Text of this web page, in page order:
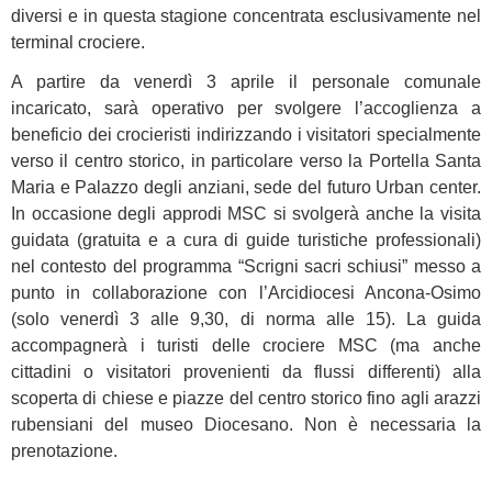
diversi e in questa stagione concentrata esclusivamente nel
terminal crociere.
A partire da venerdì 3 aprile il personale comunale
incaricato, sarà operativo per svolgere l’accoglienza a
beneficio dei crocieristi indirizzando i visitatori specialmente
verso il centro storico, in particolare verso la Portella Santa
Maria e Palazzo degli anziani, sede del futuro Urban center.
In occasione degli approdi MSC si svolgerà anche la visita
guidata (gratuita e a cura di guide turistiche professionali)
nel contesto del programma “Scrigni sacri schiusi” messo a
punto in collaborazione con l’Arcidiocesi Ancona-Osimo
(solo venerdì 3 alle 9,30, di norma alle 15). La guida
accompagnerà i turisti delle crociere MSC (ma anche
cittadini o visitatori provenienti da flussi differenti) alla
scoperta di chiese e piazze del centro storico fino agli arazzi
rubensiani del museo Diocesano. Non è necessaria la
prenotazione.